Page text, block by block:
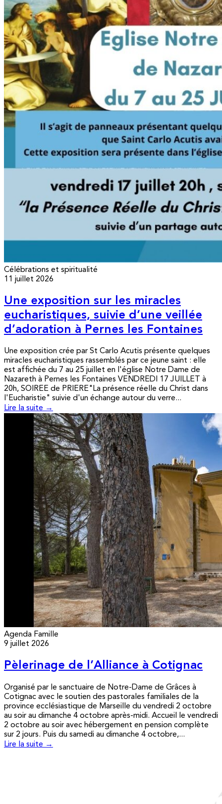
Célébrations et spiritualité
11 juillet 2026
Une exposition sur les miracles
eucharistiques, suivie d’une veillée
d’adoration à Pernes les Fontaines
Une exposition crée par St Carlo Acutis présente quelques
miracles eucharistiques rassemblés par ce jeune saint : elle
est affichée du 7 au 25 juillet en l'église Notre Dame de
Nazareth à Pernes les Fontaines VENDREDI 17 JUILLET à
20h, SOIREE de PRIERE"La présence réelle du Christ dans
l'Eucharistie" suivie d'un échange autour du verre...
Lire la suite →
Agenda Famille
9 juillet 2026
Pèlerinage de l’Alliance à Cotignac
Organisé par le sanctuaire de Notre-Dame de Grâces à
Cotignac avec le soutien des pastorales familiales de la
province ecclésiastique de Marseille du vendredi 2 octobre
au soir au dimanche 4 octobre après-midi. Accueil le vendredi
2 octobre au soir avec hébergement en pension complète
sur 2 jours. Puis du samedi au dimanche 4 octobre,...
Lire la suite →